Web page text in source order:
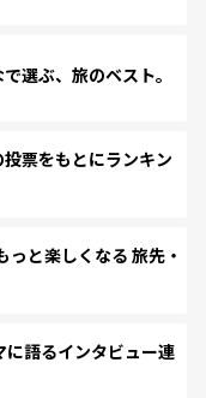
選ぶ、旅のベスト。
票をもとにランキン
と楽しくなる 旅先・
語るインタビュー連